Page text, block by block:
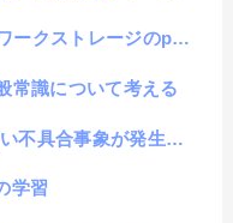
ストレージのpCloud
常識について考える
合事象が発生した話
学習